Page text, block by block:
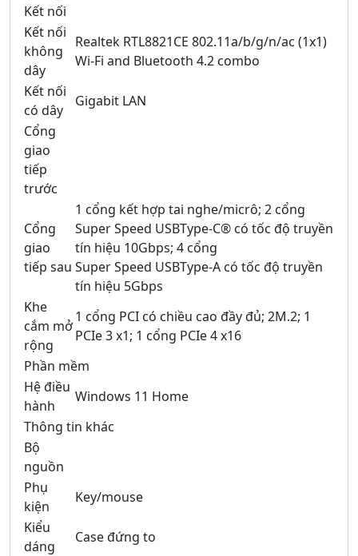
Kết nối
Kết nối
không
dây
Realtek RTL8821CE 802.11a/b/g/n/ac (1x1)
Wi-Fi and Bluetooth 4.2 combo
Kết nối
có dây
Gigabit LAN
Cổng
giao
tiếp
trước
Cổng
giao
tiếp sau
1 cổng kết hợp tai nghe/micrô; 2 cổng
Super Speed USBType-C® có tốc độ truyền
tín hiệu 10Gbps; 4 cổng
Super Speed USBType-A có tốc độ truyền
tín hiệu 5Gbps
Khe
cắm mở
rộng
1 cổng PCI có chiều cao đầy đủ; 2M.2; 1
PCIe 3 x1; 1 cổng PCIe 4 x16
Phần mềm
Hệ điều
hành
Windows 11 Home
Thông tin khác
Bộ
nguồn
Phụ
kiện
Key/mouse
Kiểu
dáng
Case đứng to